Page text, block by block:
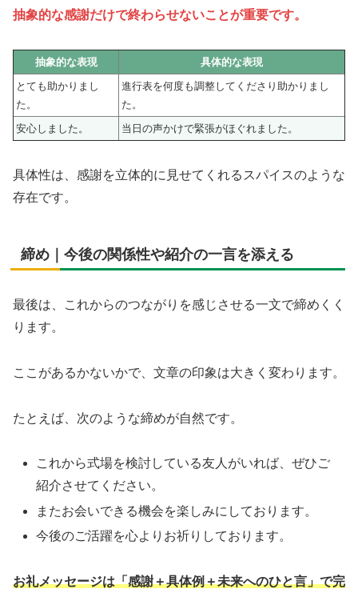
抽象的な感謝だけで終わらせないことが重要です。
抽象的な表現
具体的な表現
とても助かりまし
た。
進行表を何度も調整してくださり助かりまし
た。
安心しました。
当日の声かけで緊張がほぐれました。
具体性は、感謝を立体的に見せてくれるスパイスのような
存在です。
締め｜今後の関係性や紹介の一言を添える
最後は、これからのつながりを感じさせる一文で締めくく
ります。
ここがあるかないかで、文章の印象は大きく変わります。
たとえば、次のような締めが自然です。
これから式場を検討している友人がいれば、ぜひご
紹介させてください。
またお会いできる機会を楽しみにしております。
今後のご活躍を心よりお祈りしております。
お礼メッセージは「感謝＋具体例＋未来へのひと言」で完